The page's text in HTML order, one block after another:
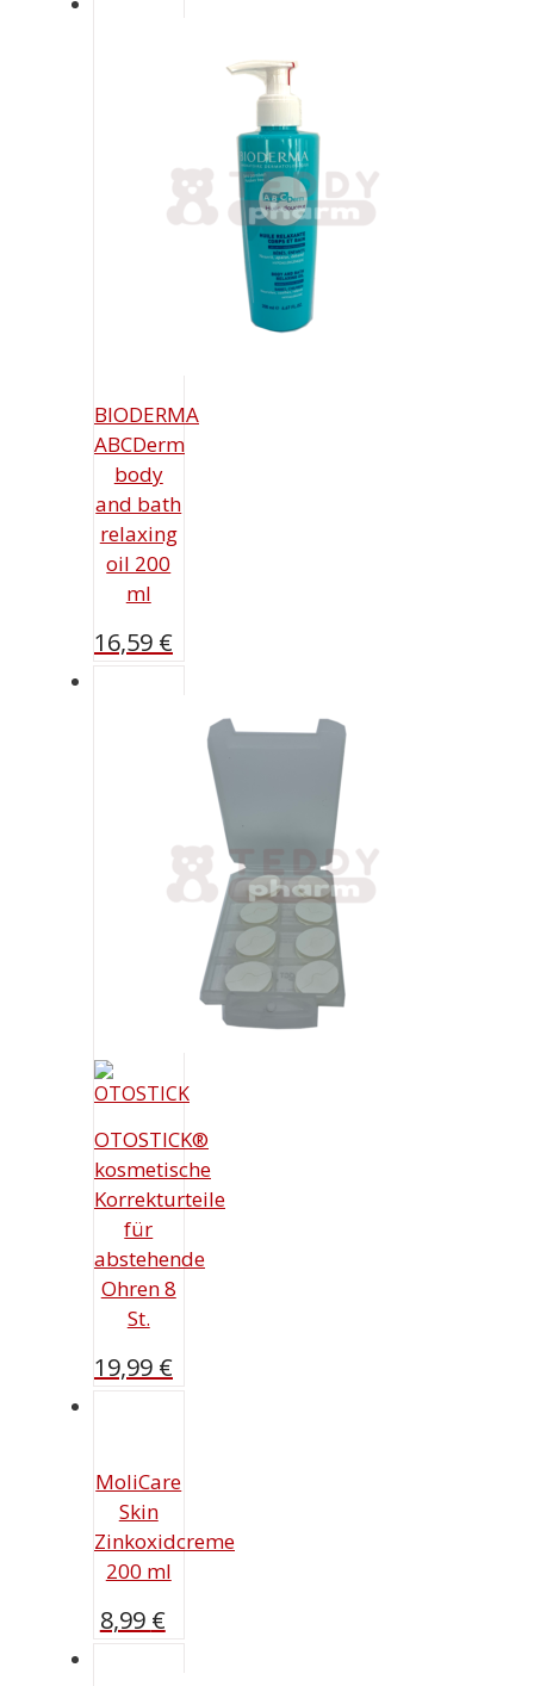
BIODERMA
ABCDerm
body
and bath
relaxing
oil 200
ml
16,59 €
OTOSTICK®
kosmetische
Korrekturteile
für
abstehende
Ohren 8
St.
19,99 €
MoliCare
Skin
Zinkoxidcreme
200 ml
8,99 €